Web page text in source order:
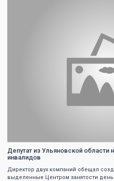
Депутат из Ульяновской области
инвалидов
Директор двух компаний обещал
выделенные Центром занятости